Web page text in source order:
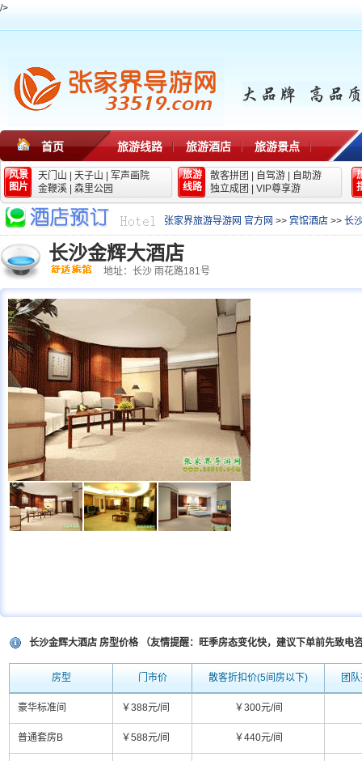
/>
首页 旅游线路 旅游酒店 旅游景点
风景
图片
天门山 天子山
军声画院
金鞭溪
森里公园
旅游
线路
散客拼团 自驾游
自助游
独立成团
VIP尊享游
张家界旅游导游网 官方网 >> 宾馆酒店 >> 长
长沙金辉大酒店
地址：长沙 雨花路181号
长沙金辉大酒店 房型价格 （友情提醒：旺季房态变化快，建议下单前先致电
房型 门市价 散客折扣价(5间房以下) 团
豪华标准间 ￥388元/间 ￥300元/间
普通套房B ￥588元/间 ￥440元/间